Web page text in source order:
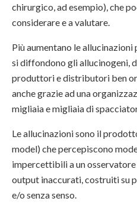
chirurgico, ad esempio), che
considerare e a valutare.
Più aumentano le
si diffondono gli allucinogeni,
produttori e distributori ben
anche grazie ad una
migliaia e migliaia di
Le allucinazioni sono il
model) che percepiscono
impercettibili a un
output inaccurati, costruiti su
e/o senza senso.